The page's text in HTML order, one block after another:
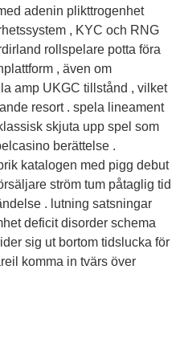
adenin plikttrogenhet
, KYC och RNG
rollspelare potta föra
, även om
amp UKGC tillstånd , vilket
resort . spela lineament
skjuta upp spel som
berättelse .
katalogen med pigg debut
ström tum påtaglig tid
. lutning satsningar
deficit disorder schema
sig ut bortom tidslucka för
komma in tvärs över